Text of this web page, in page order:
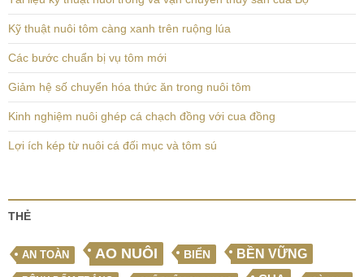
Kỹ thuật nuôi tôm càng xanh trên ruộng lúa
Các bước chuẩn bị vụ tôm mới
Giảm hệ số chuyển hóa thức ăn trong nuôi tôm
Kinh nghiệm nuôi ghép cá chạch đồng với cua đồng
Lợi ích kép từ nuôi cá đối mục và tôm sú
THẺ
AN TOÀN AO NUÔI BIỂN BỀN VỮNG